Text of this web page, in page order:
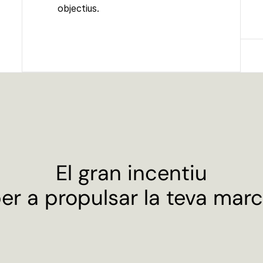
objectius.
El gran incentiu
a propulsar la teva